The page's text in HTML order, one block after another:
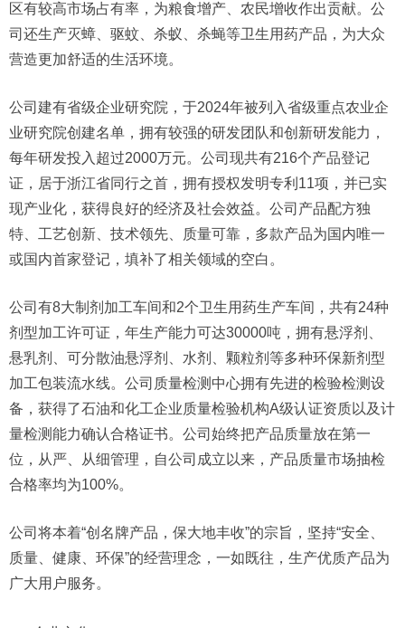
区有较高市场占有率，为粮食增产、农民增收作出贡献。公
司还生产灭蟑、驱蚊、杀蚁、杀蝇等卫生用药产品，为大众
营造更加舒适的生活环境。
公司建有省级企业研究院，于2024年被列入省级重点农业企
业研究院创建名单，拥有较强的研发团队和创新研发能力，
每年研发投入超过2000万元。公司现共有216个产品登记
证，居于浙江省同行之首，拥有授权发明专利11项，并已实
现产业化，获得良好的经济及社会效益。公司产品配方独
特、工艺创新、技术领先、质量可靠，多款产品为国内唯一
或国内首家登记，填补了相关领域的空白。
公司有8大制剂加工车间和2个卫生用药生产车间，共有24种
剂型加工许可证，年生产能力可达30000吨，拥有悬浮剂、
悬乳剂、可分散油悬浮剂、水剂、颗粒剂等多种环保新剂型
加工包装流水线。公司质量检测中心拥有先进的检验检测设
备，获得了石油和化工企业质量检验机构A级认证资质以及计
量检测能力确认合格证书。公司始终把产品质量放在第一
位，从严、从细管理，自公司成立以来，产品质量市场抽检
合格率均为100%。
公司将本着“创名牌产品，保大地丰收”的宗旨，坚持“安全、
质量、健康、环保”的经营理念，一如既往，生产优质产品为
广大用户服务。